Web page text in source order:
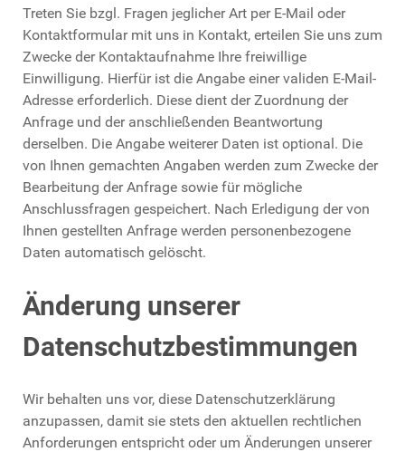
Treten Sie bzgl. Fragen jeglicher Art per E-Mail oder
Kontaktformular mit uns in Kontakt, erteilen Sie uns zum
Zwecke der Kontaktaufnahme Ihre freiwillige
Einwilligung. Hierfür ist die Angabe einer validen E-Mail-
Adresse erforderlich. Diese dient der Zuordnung der
Anfrage und der anschließenden Beantwortung
derselben. Die Angabe weiterer Daten ist optional. Die
von Ihnen gemachten Angaben werden zum Zwecke der
Bearbeitung der Anfrage sowie für mögliche
Anschlussfragen gespeichert. Nach Erledigung der von
Ihnen gestellten Anfrage werden personenbezogene
Daten automatisch gelöscht.
Änderung unserer
Datenschutzbestimmungen
Wir behalten uns vor, diese Datenschutzerklärung
anzupassen, damit sie stets den aktuellen rechtlichen
Anforderungen entspricht oder um Änderungen unserer